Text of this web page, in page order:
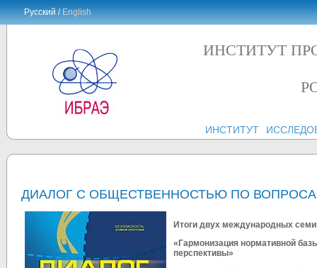
Русский /English
ИНСТИТУТ
ИНСТИТУТ
ДИАЛОГ С ОБЩЕСТВЕННОСТЬЮ ПО
Итоги двух международных
«Гармонизация нормативной
перспективы»